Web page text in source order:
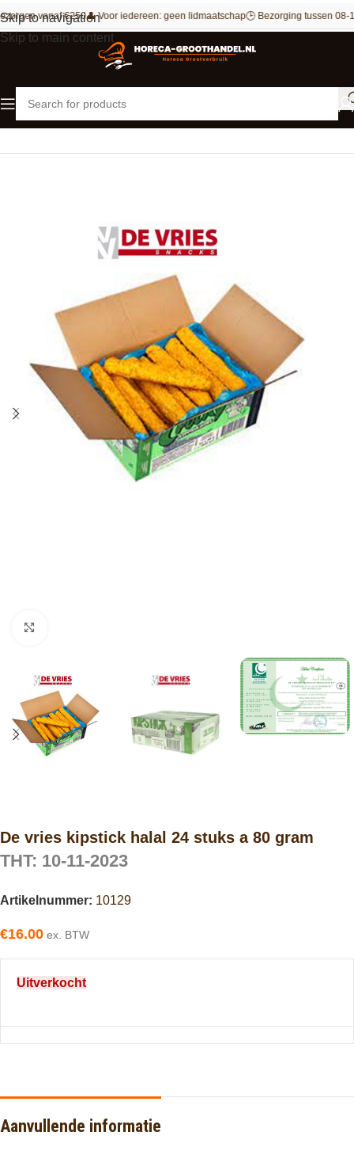
Skip to navigation
Skip to main content
vanaf €250👤 Voor iedereen: geen lidmaatschap🕒 Bezorging tussen 08-
Home Kip
De vries kipstick halal 24 stuks a 80 gram
THT: 10-11-2023
Artikelnummer: 10129
€16.00 ex. BTW
Uitverkocht
Aanvullende informatie